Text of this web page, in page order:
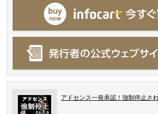
アドセンス一発承認！強制停止さ